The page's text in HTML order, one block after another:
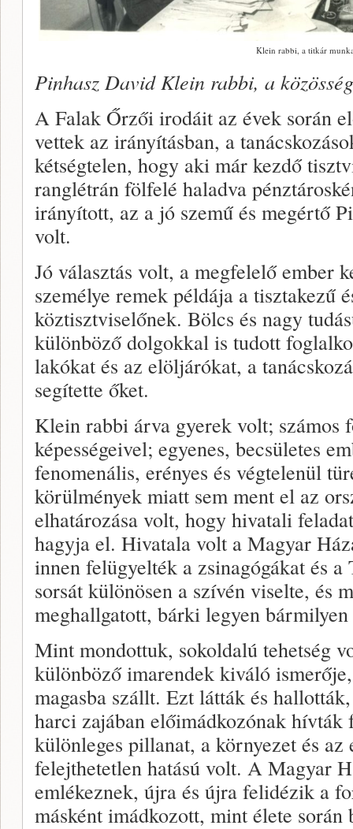
Klein rabbi, a titkár
Pinhasz David Klein rabbi, a
A Falak Őrzői irodáit az évek során
vettek az irányításban, a
kétségtelen, hogy aki már kezdő
ranglétrán fölfelé haladva
irányított, az a jó szemű és megértő
volt.
Jó választás volt, a megfelelő ember
személye remek példája a tisztakezű
köztisztviselőnek. Bölcs és nagy
különböző dolgokkal is tudott
lakókat és az elöljárókat, a
segítette őket.
Klein rabbi árva gyerek volt; számos
képességeivel; egyenes, becsületes
fenomenális, erényes és végtelenül
körülmények miatt sem ment el az
elhatározása volt, hogy hivatali
hagyja el. Hivatala volt a Magyar
innen felügyelték a zsinagógákat és
sorsát különösen a szívén viselte, és
meghallgatott, bárki legyen bármilyen
Mint mondottuk, sokoldalú tehetség
különböző imarendek kiváló
magasba szállt. Ezt látták és
harci zajában előimádkozónak
különleges pillanat, a környezet és az
felejthetetlen hatású volt. A Magyar
emlékeznek, újra és újra felidézik a
másként imádkozott, mint élete során